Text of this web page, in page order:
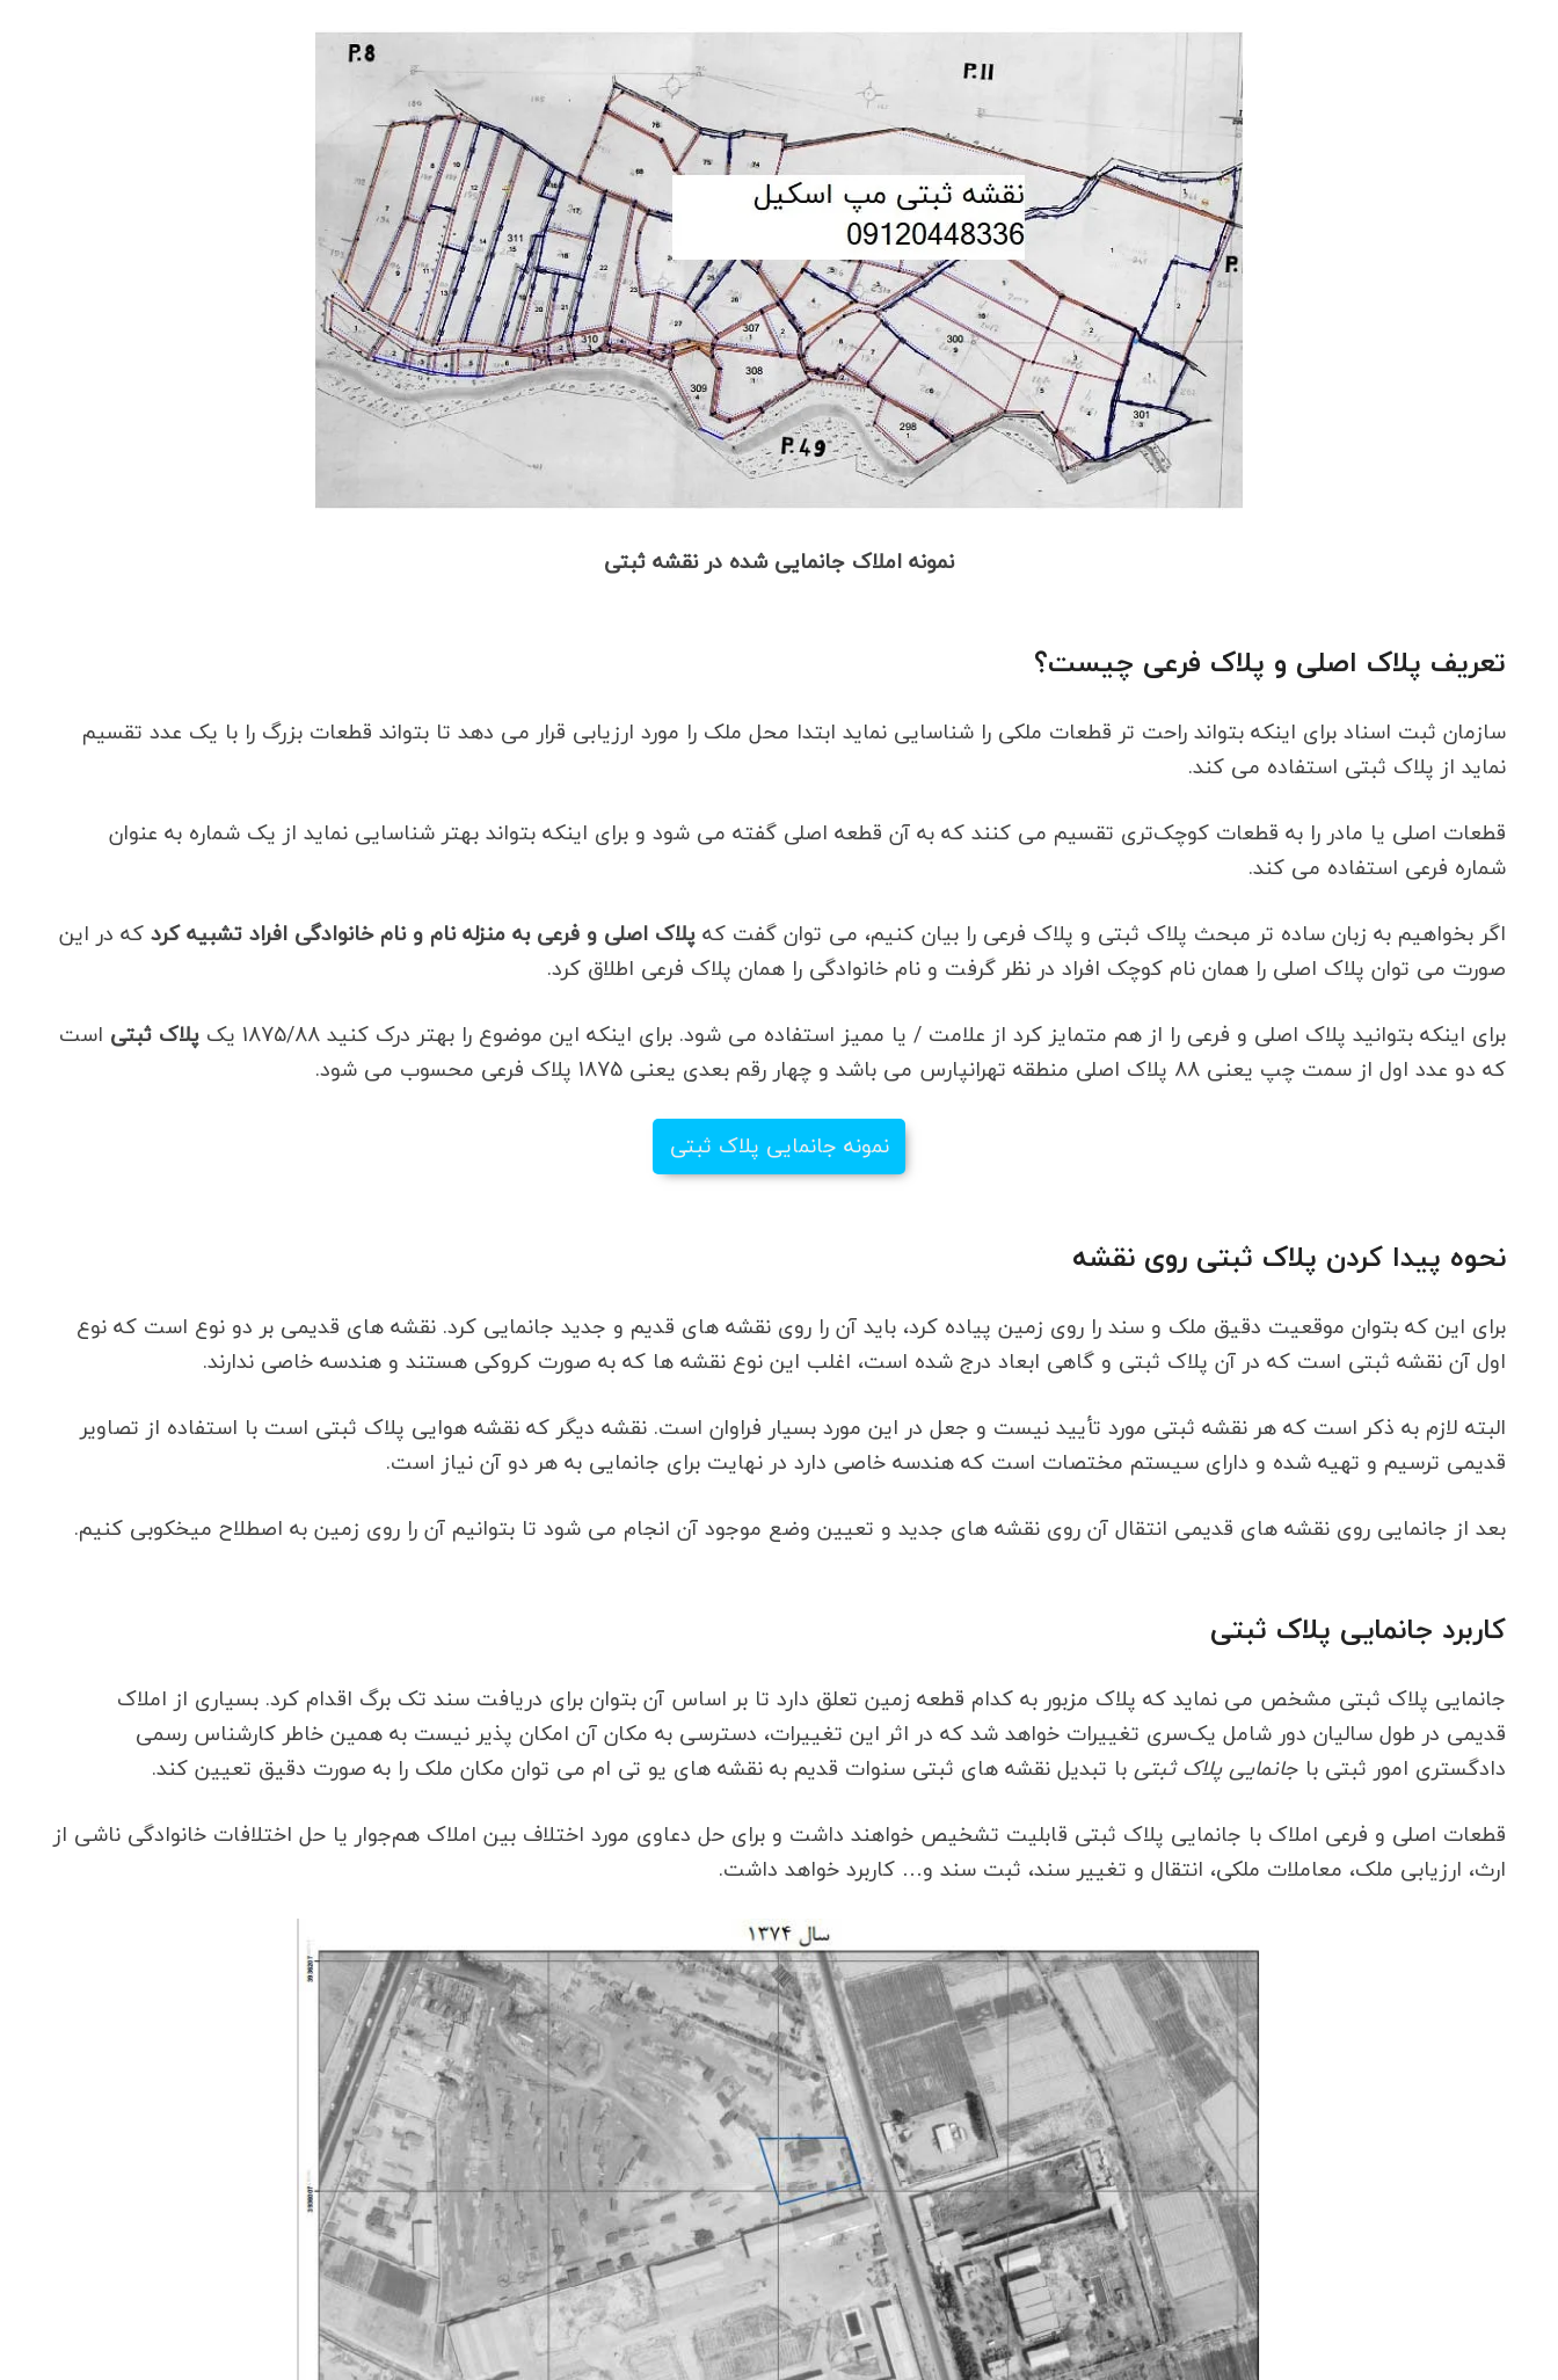
نمونه املاک جانمایی شده در نقشه ثبتی
تعریف پلاک اصلی و پلاک فرعی چیست؟
سازمان ثبت اسناد برای اینکه بتواند راحت تر قطعات ملکی را شناسایی نماید ابتدا محل ملک را مورد ارزیابی قرار می دهد تا بتواند قطعات بزرگ را با یک عدد تقسیم
نماید از پلاک ثبتی استفاده می کند.
قطعات اصلی یا مادر را به قطعات کوچک‌تری تقسیم می کنند که به آن قطعه اصلی گفته می شود و برای اینکه بتواند بهتر شناسایی نماید از یک شماره به عنوان
شماره فرعی استفاده می کند.
اگر بخواهیم به زبان ساده تر مبحث پلاک ثبتی و پلاک فرعی را بیان کنیم، می توان گفت کهپلاک اصلی و فرعی به منزله نام و نام خانوادگی افراد تشبیه کردکه در این
صورت می توان پلاک اصلی را همان نام کوچک افراد در نظر گرفت و نام خانوادگی را همان پلاک فرعی اطلاق کرد.
برای اینکه بتوانید پلاک اصلی و فرعی را از هم متمایز کرد از علامت / یا ممیز استفاده می شود. برای اینکه این موضوع را بهتر درک کنید 1875/88 یک
پلاک ثبتی است
که دو عدد اول از سمت چپ یعنی 88 پلاک اصلی منطقه تهرانپارس می باشد و چهار رقم بعدی یعنی 1875 پلاک فرعی محسوب می شود.
نمونه جانمایی پلاک ثبتی
نحوه پیدا کردن پلاک ثبتی روی نقشه
برای این که بتوان موقعیت دقیق ملک و سند را روی زمین پیاده کرد، باید آن را روی نقشه های قدیم و جدید جانمایی کرد. نقشه های قدیمی بر دو نوع است که نوع
اول آن نقشه ثبتی است که در آن پلاک ثبتی و گاهی ابعاد درج شده است، اغلب این نوع نقشه ها که به صورت کروکی هستند و هندسه خاصی ندارند.
البته لازم به ذکر است که هر نقشه ثبتی مورد تأیید نیست و جعل در این مورد بسیار فراوان است. نقشه دیگر که نقشه هوایی پلاک ثبتی است با استفاده از تصاویر
قدیمی ترسیم و تهیه شده و دارای سیستم مختصات است که هندسه خاصی دارد در نهایت برای جانمایی به هر دو آن نیاز است.
بعد از جانمایی روی نقشه های قدیمی انتقال آن روی نقشه های جدید و تعیین وضع موجود آن انجام می شود تا بتوانیم آن را روی زمین به اصطلاح میخکوبی کنیم.
کاربرد جانمایی پلاک ثبتی
جانمایی پلاک ثبتی مشخص می نماید که پلاک مزبور به کدام قطعه زمین تعلق دارد تا بر اساس آن بتوان برای دریافت سند تک برگ اقدام کرد. بسیاری از املاک
قدیمی در طول سالیان دور شامل یک‌سری تغییرات خواهد شد که در اثر این تغییرات، دسترسی به مکان آن امکان پذیر نیست به همین خاطر کارشناس رسمی
دادگستری امور ثبتی با جانمایی پلاک ثبتیبا تبدیل نقشه های ثبتی سنوات قدیم به نقشه های یو تی ام می توان مکان ملک را به صورت دقیق تعیین کند.
قطعات اصلی و فرعی املاک با جانمایی پلاک ثبتی قابلیت تشخیص خواهند داشت و برای حل دعاوی مورد اختلاف بین املاک هم‌جوار یا حل اختلافات خانوادگی ناشی از
ارث، ارزیابی ملک، معاملات ملکی، انتقال و تغییر سند، ثبت سند و… کاربرد خواهد داشت.